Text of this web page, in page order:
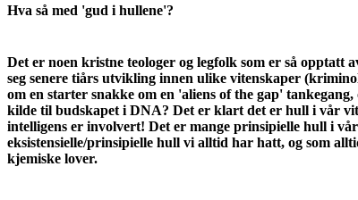
Hva så med 'gud i hullene'?
Det er noen kristne teologer og legfolk som er så
seg senere tiårs utvikling innen ulike vitenskaper
om en starter snakke om en 'aliens of the gap'
kilde til budskapet i DNA? Det er klart det er hull i vår
intelligens er involvert! Det er mange prinsipielle hull i
eksistensielle/prinsipielle hull vi alltid har hatt, og som
kjemiske lover.